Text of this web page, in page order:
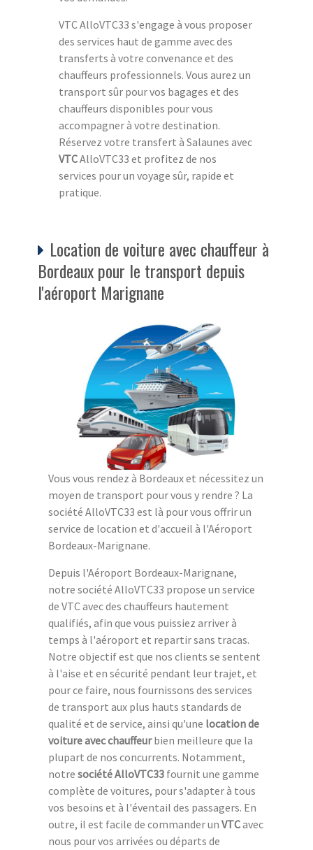
VTC AlloVTC33 s'engage à vous proposer
des services haut de gamme avec des
transferts à votre convenance et des
chauffeurs professionnels. Vous aurez un
transport sûr pour vos bagages et des
chauffeurs disponibles pour vous
accompagner à votre destination.
Réservez votre transfert à Salaunes avec
VTCAlloVTC33 et profitez de nos
services pour un voyage sûr, rapide et
pratique.
Location de voiture avec chauffeur à
Bordeaux pour le transport depuis
l'aéroport Marignane
Vous vous rendez à Bordeaux et nécessitez un
moyen de transport pour vous y rendre ? La
société AlloVTC33 est là pour vous offrir un
service de location et d'accueil à l'Aéroport
Bordeaux-Marignane.
Depuis l'Aéroport Bordeaux-Marignane,
notre société AlloVTC33 propose un service
de VTC avec des chauffeurs hautement
qualifiés, afin que vous puissiez arriver à
temps à l'aéroport et repartir sans tracas.
Notre objectif est que nos clients se sentent
à l'aise et en sécurité pendant leur trajet, et
pour ce faire, nous fournissons des services
de transport aux plus hauts standards de
qualité et de service, ainsi qu'une location de
voiture avec chauffeurbien meilleure que la
plupart de nos concurrents. Notamment,
notre société AlloVTC33 fournit une gamme
complète de voitures, pour s'adapter à tous
vos besoins et à l'éventail des passagers. En
outre, il est facile de commander un VTCavec
nous pour vos arrivées ou départs de